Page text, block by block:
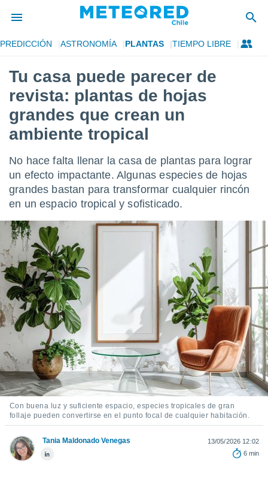
de
por
la
que se
calidad.
las
forma
digital
basada
permite
seguir
contenido
coste.
botón
a la
la
todas
ya sean
nuestros
nos
ACEPTAR
Y
CONTINUAR
CONFIGURACIÓN
PREDICCIÓN ASTRONOMÍA PLANTAS TIEMPO LIBRE
Tu casa puede parecer de
revista: plantas de hojas
grandes que crean un
ambiente tropical
No hace falta llenar la casa de plantas para lograr
un efecto impactante. Algunas especies de hojas
grandes bastan para transformar cualquier rincón
en un espacio tropical y sofisticado.
Con buena luz y suficiente espacio, especies tropicales de gran
follaje pueden convertirse en el punto focal de cualquier habitación.
Tania Maldonado Venegas
13/05/2026 12:02
6 min